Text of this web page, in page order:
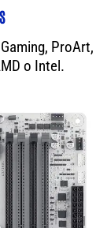
Gaming, ProArt,
o Intel.